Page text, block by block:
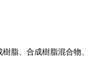
脂、合成樹脂混合物、